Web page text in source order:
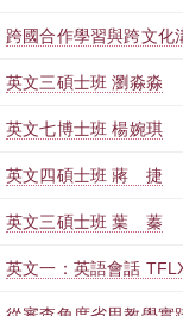
跨國合作學習與跨文化
英文三碩士班 瀏淼淼
英文七博士班 楊婉琪
英文四碩士班 蔣 捷
英文三碩士班 葉 蓁
英文一：英語會話